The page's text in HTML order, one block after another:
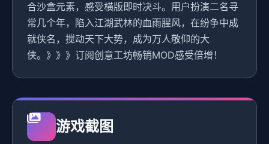
合沙盒元素，感受横版即时决斗。用户扮演二名寻
常几个年，陷入江湖武林的血雨腥风，在纷争中成
就侠名，搅动天下大势，成为万人敬仰的大
侠。》》》订阅创意工坊畅销MOD感受倍增！
游戏截图